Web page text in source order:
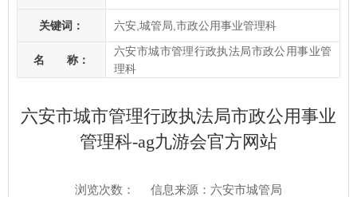
关键词： 六安,城管局,市政公用事业管理科
名 称：
六安市城市管理行政执法局市政公用事业管
理科
六安市城市管理行政执法局市政公用事业
管理科-ag九游会官方网站
浏览次数：
信息来源：六安市城管局